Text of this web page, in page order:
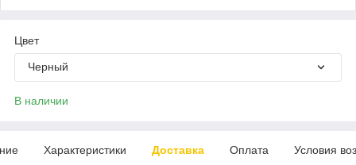
Цвет
Черный
В наличии
Характеристики Доставка Оплата Условия